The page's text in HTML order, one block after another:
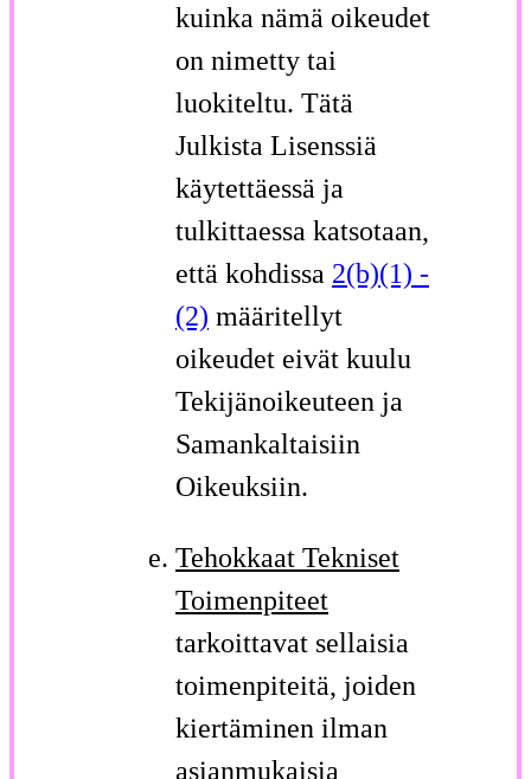
kuinka nämä oikeudet
on nimetty tai
luokiteltu. Tätä
Julkista Lisenssiä
käytettäessä ja
tulkittaessa katsotaan,
että kohdissa 2(b)(1) -
(2) määritellyt
oikeudet eivät kuulu
Tekijänoikeuteen ja
Samankaltaisiin
Oikeuksiin.
Tehokkaat Tekniset
Toimenpiteet
tarkoittavat sellaisia
toimenpiteitä, joiden
kiertäminen ilman
asianmukaisia